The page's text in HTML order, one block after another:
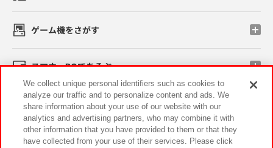
ゲーム機をさがす
スマホ・PCであそぶ
イベント・キャンペーン
We collect unique personal identifiers such as cookies to
analyze our traffic and to personalize content and ads. We
share information about your use of our website with our
analytics and advertising partners, who may combine it with
other information that you have provided to them or that they
have collected from your use of their services. Please click